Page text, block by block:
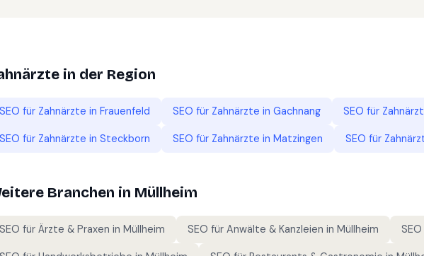
in der Region
SEO für Zahnärzte in Frauenfeld SEO für Zahnärzte in Gachnang SEO für
SEO für Zahnärzte in Steckborn SEO für Zahnärzte in Matzingen SEO für
Branchen in Müllheim
SEO für Ärzte & Praxen in Müllheim SEO für Anwälte & Kanzleien in Müllheim